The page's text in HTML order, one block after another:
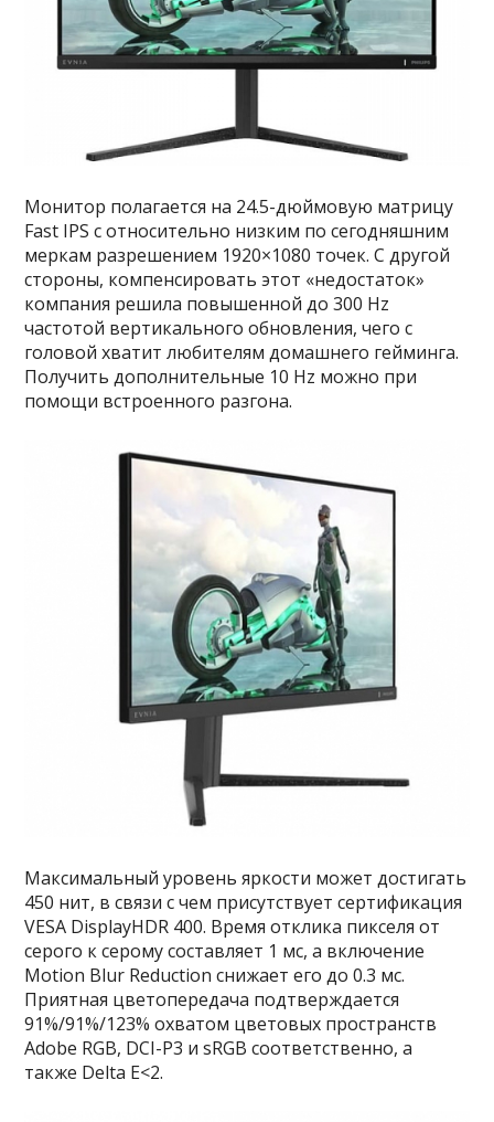
Монитор полагается на 24.5-дюймовую матрицу
Fast IPS с относительно низким по сегодняшним
меркам разрешением 1920×1080 точек. С другой
стороны, компенсировать этот «недостаток»
компания решила повышенной до 300 Hz
частотой вертикального обновления, чего с
головой хватит любителям домашнего гейминга.
Получить дополнительные 10 Hz можно при
помощи встроенного разгона.
Максимальный уровень яркости может достигать
450 нит, в связи с чем присутствует сертификация
VESA DisplayHDR 400. Время отклика пикселя от
серого к серому составляет 1 мс, а включение
Motion Blur Reduction снижает его до 0.3 мс.
Приятная цветопередача подтверждается
91%/91%/123% охватом цветовых пространств
Adobe RGB, DCI-P3 и sRGB соответственно, а
также Delta E<2.